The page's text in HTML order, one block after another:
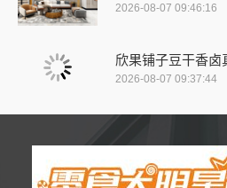
2026-08-07 09:46:16
欣果铺子豆干香卤
2026-08-07 09:37:44